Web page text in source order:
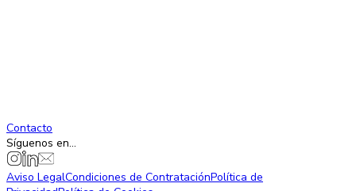
Contacto
Síguenos en...
Aviso LegalCondiciones de ContrataciónPolítica de